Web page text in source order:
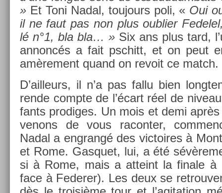
» Et Toni Nadal, toujours poli, « Oui
il ne faut pas non plus oub­li­er
lé n°1, bla bla… » Six ans plus tard,
an­noncés a fait pschitt, et on peut
amère­ment quand on re­voit ce match.
D’ail­leurs, il n’a pas fallu bien
rende com­pte de l’écart réel de
fants pro­diges. Un mois et demi
venons de vous racont­er,
Nadal a en­grangé des vic­toires à
et Rome. Gas­quet, lui, a été
si à Rome, mais a at­teint la fin­ale à
face à Feder­er). Les deux se